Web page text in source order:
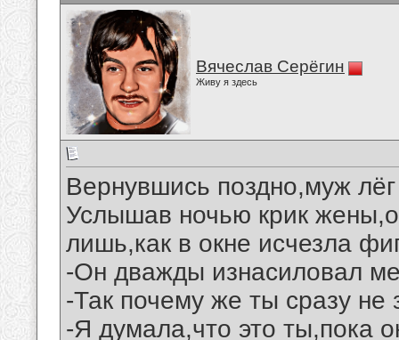
Вячеслав Серёгин
Живу я здесь
Вернувшись поздно,муж
Услышав ночью крик
лишь,как в окне исчезла
-Он дважды изнасиловал
-Так почему же ты сразу не
-Я думала,что это ты,пока